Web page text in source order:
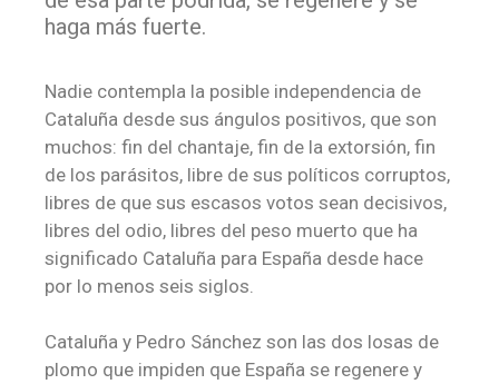
haga más fuerte.
Nadie contempla la posible independencia de
Cataluña desde sus ángulos positivos, que son
muchos: fin del chantaje, fin de la extorsión, fin
de los parásitos, libre de sus políticos corruptos,
libres de que sus escasos votos sean decisivos,
libres del odio, libres del peso muerto que ha
significado Cataluña para España desde hace
por lo menos seis siglos.
Cataluña y Pedro Sánchez son las dos losas de
plomo que impiden que España se regenere y